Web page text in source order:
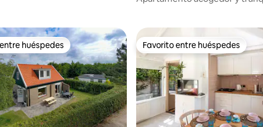
huéspedes
huéspedes Favorito entre huéspedes
Favorito entre huéspedes